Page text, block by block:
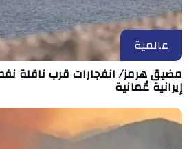
عالمية
مضيق هرمز/ انفجارات قرب ناقلة
إيرانية عُمانية